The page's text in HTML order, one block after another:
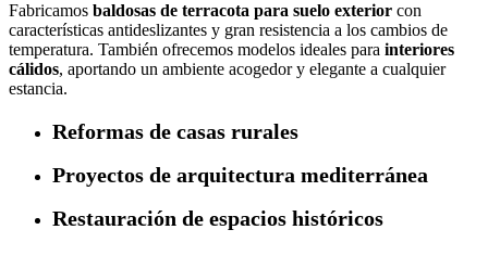
Fabricamos baldosas de terracota para suelo exterior con
características antideslizantes y gran resistencia a los cambios de
temperatura. También ofrecemos modelos ideales para interiores
cálidos, aportando un ambiente acogedor y elegante a cualquier
estancia.
Reformas de casas rurales
Proyectos de arquitectura mediterránea
Restauración de espacios históricos